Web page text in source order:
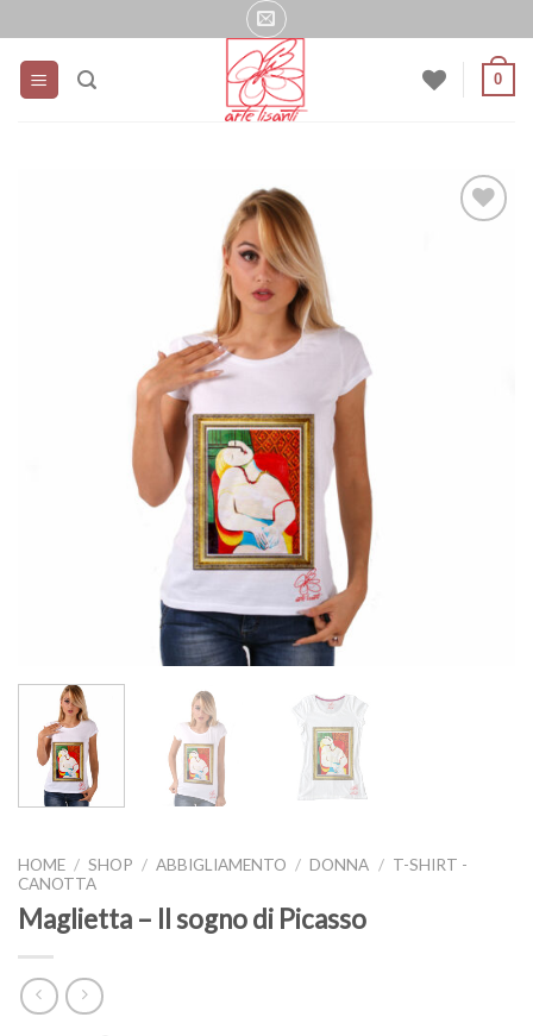
ai
contenuti
0
HOME / SHOP / ABBIGLIAMENTO / DONNA / T-SHIRT -
CANOTTA
Maglietta – Il sogno di Picasso